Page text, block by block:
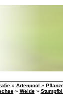
» Artenpool »
» Weide»